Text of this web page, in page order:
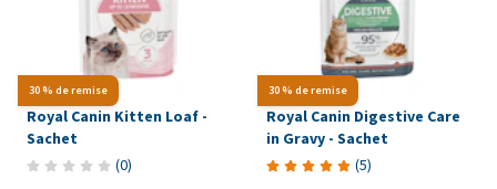
30 % de remise
Royal Canin Kitten Loaf -
Sachet
(0)
30 % de remise
Royal Canin Digestive Care
in Gravy - Sachet
(5)